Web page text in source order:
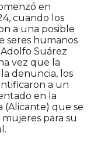
en
cuando los
a una posible
seres humanos
Suárez
vez que la
denuncia, los
a un
en la
(Alicante) que se
para su